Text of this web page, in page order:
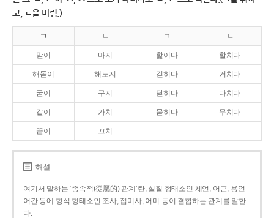
고, ㄴ을 버림.)
ㄱ ㄴ ㄱ ㄴ
맏이 마지 핥이다 할치다
해돋이 해도지 걷히다 거치다
굳이 구지 닫히다 다치다
같이 가치 묻히다 무치다
끝이 끄치
해설
여기서 말하는 ‘종속적(從屬的) 관계’란, 실질 형태소인 체언, 어근, 용언
어간 등에 형식 형태소인 조사, 접미사, 어미 등이 결합하는 관계를 말한
다.